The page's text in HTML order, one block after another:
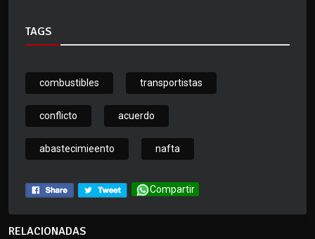
TAGS
combustibles transportistas
conflicto acuerdo
abastecimieento nafta
Compartir
RELACIONADAS